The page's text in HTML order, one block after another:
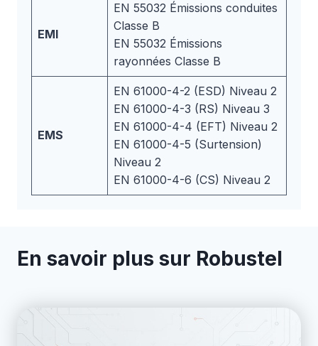
EMI
EN 55032 Émissions conduites
Classe B
EN 55032 Émissions
rayonnées Classe B
EMS
EN 61000-4-2 (ESD) Niveau 2
EN 61000-4-3 (RS) Niveau 3
EN 61000-4-4 (EFT) Niveau 2
EN 61000-4-5 (Surtension)
Niveau 2
EN 61000-4-6 (CS) Niveau 2
En savoir plus sur Robustel